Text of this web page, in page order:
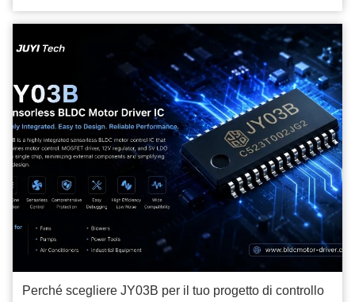
Perché scegliere JY03B per il tuo progetto di controllo